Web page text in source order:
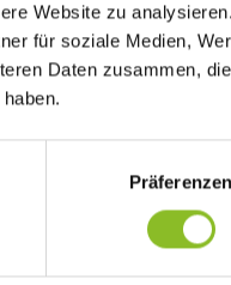
Website zu
für soziale Medien,
Daten zusammen,
Präferenzen
haben solidarisch
Samina ging: Dort
für das die
alle Kinder der
Dach optimal gefördert
Beginn der
konnte eine
angemietet werden.